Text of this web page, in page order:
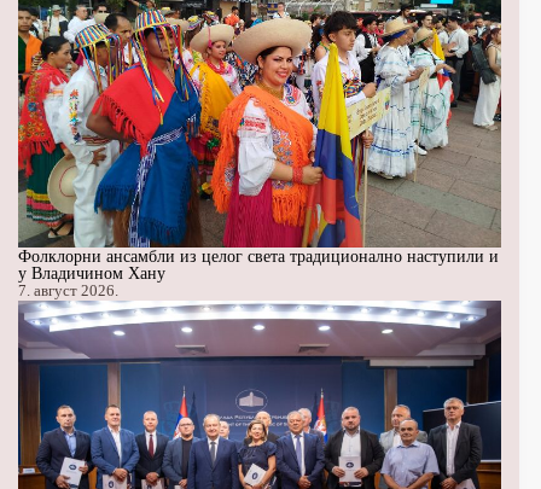
Фолклорни ансамбли из целог света традиционално наступили и
у Владичином Хану
7. август 2026.